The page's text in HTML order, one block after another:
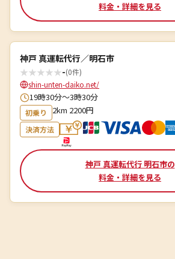
料金・詳細を見る
神戸 真運転代行／明石市
★★★★★-(0件)
shin-unten-daiko.net/
19時30分〜3時30分
初乗り 2km 2200円
決済方法
神戸 真運転代行 明石市の
料金・詳細を見る